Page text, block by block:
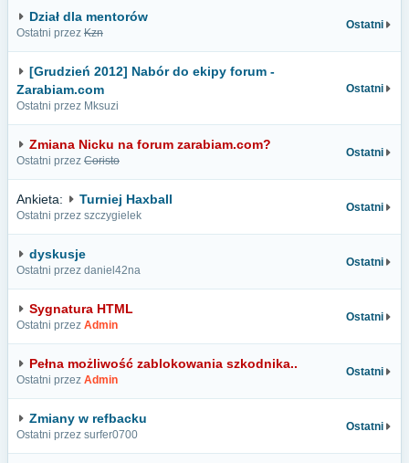
Dział dla mentorów
Ostatni przez Kzn
Ostatni
[Grudzień 2012] Nabór do ekipy forum -
Zarabiam.com
Ostatni przez Mksuzi
Ostatni
Zmiana Nicku na forum zarabiam.com?
Ostatni przez Coristo
Ostatni
Ankieta: Turniej Haxball
Ostatni przez szczygielek
Ostatni
dyskusje
Ostatni przez daniel42na
Ostatni
Sygnatura HTML
Ostatni przez Admin
Ostatni
Pełna możliwość zablokowania szkodnika..
Ostatni przez Admin
Ostatni
Zmiany w refbacku
Ostatni przez surfer0700
Ostatni